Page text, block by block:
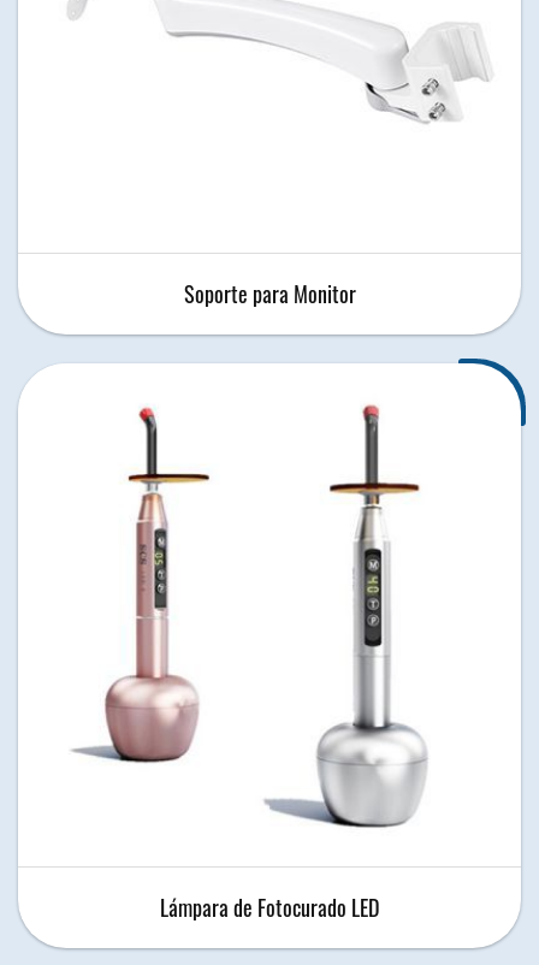
Soporte para Monitor
Lámpara de Fotocurado LED